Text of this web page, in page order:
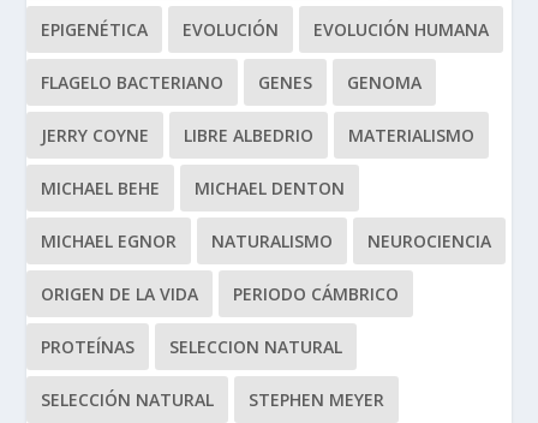
EPIGENÉTICA EVOLUCIÓN EVOLUCIÓN HUMANA
FLAGELO BACTERIANO GENES GENOMA
JERRY COYNE LIBRE ALBEDRIO MATERIALISMO
MICHAEL BEHE MICHAEL DENTON
MICHAEL EGNOR NATURALISMO NEUROCIENCIA
ORIGEN DE LA VIDA PERIODO CÁMBRICO
PROTEÍNAS SELECCION NATURAL
SELECCIÓN NATURAL STEPHEN MEYER